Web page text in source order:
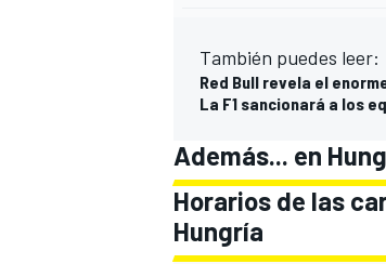
También puedes leer:
Red Bull revela el
La F1 sancionará a los
Además... en
Horarios de las
Hungría